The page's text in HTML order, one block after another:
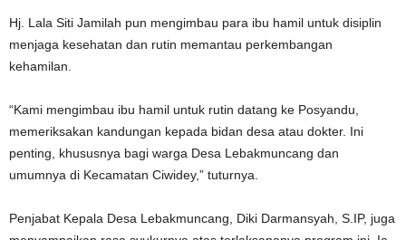
Hj. Lala Siti Jamilah pun mengimbau para ibu hamil untuk disiplin
menjaga kesehatan dan rutin memantau perkembangan
kehamilan.
“Kami mengimbau ibu hamil untuk rutin datang ke Posyandu,
memeriksakan kandungan kepada bidan desa atau dokter. Ini
penting, khususnya bagi warga Desa Lebakmuncang dan
umumnya di Kecamatan Ciwidey,” tuturnya.
Penjabat Kepala Desa Lebakmuncang, Diki Darmansyah, S.IP, juga